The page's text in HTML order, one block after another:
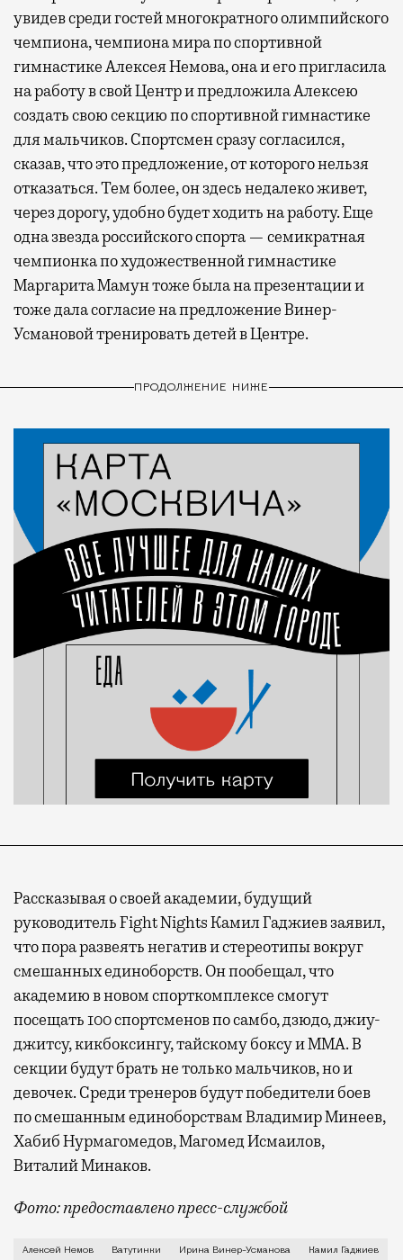
увидев среди гостей многократного олимпийского
чемпиона, чемпиона мира по спортивной
гимнастике Алексея Немова, она и его пригласила
на работу в свой Центр и предложила Алексею
создать свою секцию по спортивной гимнастике
для мальчиков. Спортсмен сразу согласился,
сказав, что это предложение, от которого нельзя
отказаться. Тем более, он здесь недалеко живет,
через дорогу, удобно будет ходить на работу. Еще
одна звезда российского спорта — семикратная
чемпионка по художественной гимнастике
Маргарита Мамун тоже была на презентации и
тоже дала согласие на предложение Винер-
Усмановой тренировать детей в Центре.
ПРОДОЛЖЕНИЕ НИЖЕ
Рассказывая о своей академии, будущий
руководитель Fight Nights Камил Гаджиев заявил,
что пора развеять негатив и стереотипы вокруг
смешанных единоборств. Он пообещал, что
академию в новом спорткомплексе смогут
посещать 100 спортсменов по самбо, дзюдо, джиу-
джитсу, кикбоксингу, тайскому боксу и ММА. В
секции будут брать не только мальчиков, но и
девочек. Среди тренеров будут победители боев
по смешанным единоборствам Владимир Минеев,
Хабиб Нурмагомедов, Магомед Исмаилов,
Виталий Минаков.
Фото: предоставлено пресс-службой
В Новой Москве девелоперы наконец начали
Алексей Немов Ватутинки Ирина Винер-Усманова Камил Гаджиев